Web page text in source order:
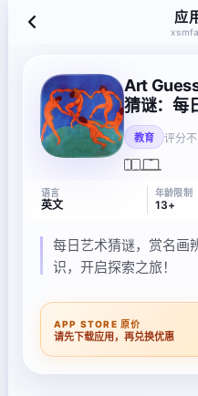
应
Art
猜谜：每
教育 评分
语言
英文
年龄限制
13+
每日艺术猜谜，赏名画
识，开启探索之旅！
APP STORE 原价
请先下载应用，再兑换优惠